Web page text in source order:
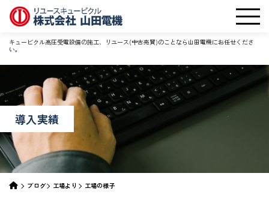
キュービクル高圧受電設備の施工、リユース(中古売買)のことなら山田電機にお任せくださ
い。
導入実績
ブログ 工場より 工場の様子